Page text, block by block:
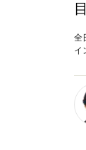
全
イ